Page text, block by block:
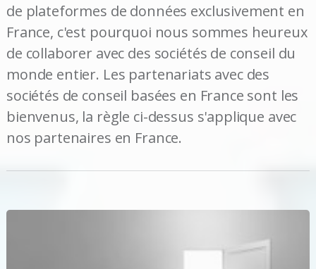
de plateformes de données exclusivement en
France, c'est pourquoi nous sommes heureux
de collaborer avec des sociétés de conseil du
monde entier. Les partenariats avec des
sociétés de conseil basées en France sont les
bienvenus, la règle ci-dessus s'applique avec
nos partenaires en France.